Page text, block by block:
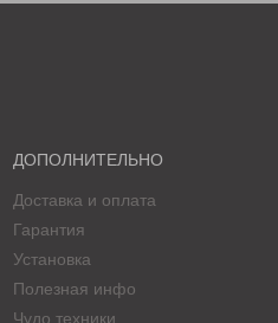
ДОПОЛНИТЕЛЬНО
Доставка и оплата
Гарантия
Установка
Полезная инфо
Чудо техники